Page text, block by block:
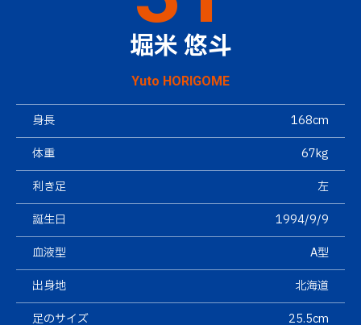
堀米 悠斗
Yuto HORIGOME
身長
168cm
体重
67kg
利き足
左
誕生日
1994/9/9
血液型
A型
出身地
北海道
足のサイズ
25.5cm